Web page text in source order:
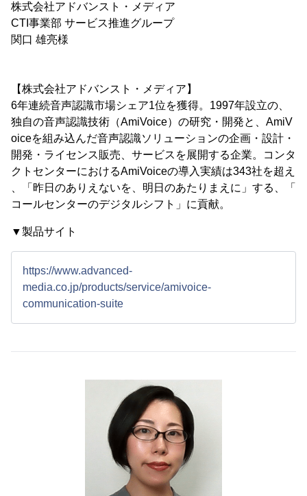
株式会社アドバンスト・メディア
CTI事業部 サービス推進グループ
関口 雄亮様
【株式会社アドバンスト・メディア】
6年連続音声認識市場シェア1位を獲得。1997年設立の、
独自の音声認識技術（AmiVoice）の研究・開発と、AmiV
oiceを組み込んだ音声認識ソリューションの企画・設計・
開発・ライセンス販売、サービスを展開する企業。コンタ
クトセンターにおけるAmiVoiceの導入実績は343社を超え
、「昨日のありえないを、明日のあたりまえに」する、「
コールセンターのデジタルシフト」に貢献。
▼製品サイト
https://www.advanced-
media.co.jp/products/service/amivoice-
communication-suite